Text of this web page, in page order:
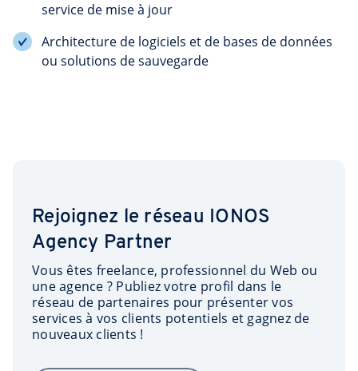
service de mise à jour
Architecture de logiciels et de bases de données
ou solutions de sauvegarde
Rejoignez le réseau IONOS
Agency Partner
Vous êtes freelance, professionnel du Web ou
une agence ? Publiez votre profil dans le
réseau de partenaires pour présenter vos
services à vos clients potentiels et gagnez de
nouveaux clients !